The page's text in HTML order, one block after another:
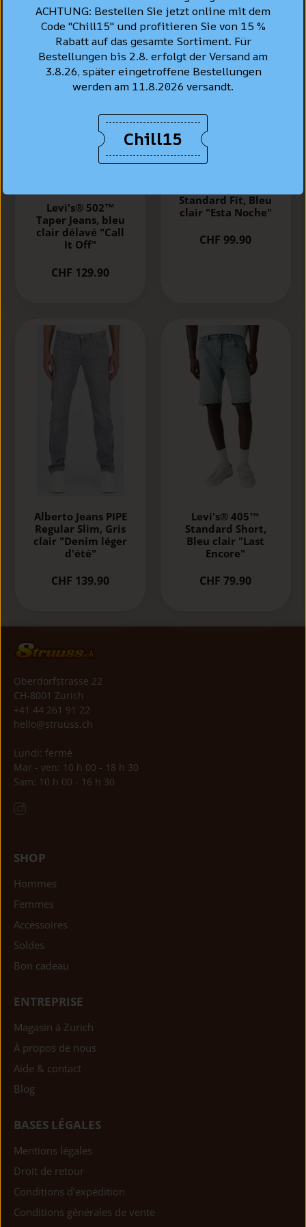
Levi's® 502™
Taper Jeans, bleu
clair délavé "Call
It Off"
CHF 129.90
Standard Fit, Bleu
clair "Esta Noche"
CHF 99.90
Alberto Jeans PIPE
Regular Slim, Gris
clair "Denim léger
d'été"
CHF 139.90
Levi's® 405™
Standard Short,
Bleu clair "Last
Encore"
CHF 79.90
Oberdorfstrasse 22
CH-8001 Zurich
+41 44 261 91 22
hello@struuss.ch
Lundi: fermé
Mar - ven: 10 h 00 - 18 h 30
Sam: 10 h 00 - 16 h 30
SHOP
Hommes
Femmes
Accessoires
Soldes
Bon cadeau
ENTREPRISE
Magasin à Zurich
À propos de nous
Aide & contact
Blog
BASES LÉGALES
Mentions légales
Droit de retour
Conditions d'expédition
Conditions générales de vente
ACHTUNG: Bestellen Sie jetzt online mit dem
Code "Chill15" und profitieren Sie von 15 %
Rabatt auf das gesamte Sortiment. Für
Bestellungen bis 2.8. erfolgt der Versand am
3.8.26, später eingetroffene Bestellungen
werden am 11.8.2026 versandt.
Chill15